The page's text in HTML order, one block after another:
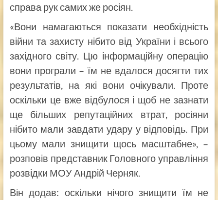
справа рук самих же росіян.
«Вони намагаються показати необхідність
війни та захисту нібито від України і всього
західного світу. Цю інформаційну операцію
вони програли – їм не вдалося досягти тих
результатів, на які вони очікували. Проте
оскільки це вже відбулося і щоб не зазнати
ще більших репутаційних втрат, росіяни
нібито мали завдати удару у відповідь. При
цьому мали знищити щось масштабне», –
розповів представник Головного управління
розвідки МОУ Андрій Черняк.
Він додав: оскільки нічого знищити їм не